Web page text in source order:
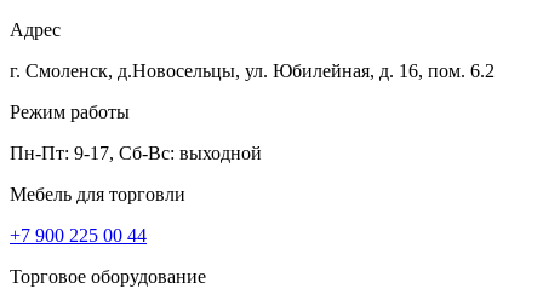
Адрес
г. Смоленск, д.Новосельцы, ул. Юбилейная, д. 16, пом. 6.2
Режим работы
Пн-Пт: 9-17, Сб-Вс: выходной
Мебель для торговли
+7 900 225 00 44
Торговое оборудование